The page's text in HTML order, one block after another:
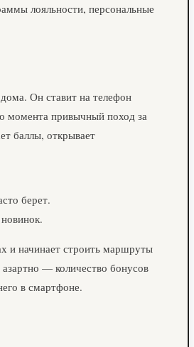
лояльности, персональные
Он ставит на телефон
момента привычный поход за
баллы, открывает
берет.
и начинает строить маршруты
— количество бонусов
в смартфоне.